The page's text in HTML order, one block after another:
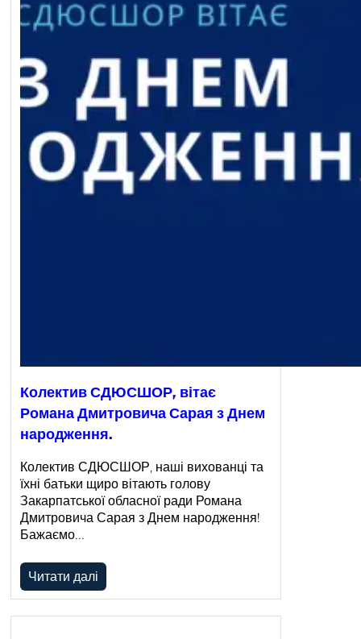
Колектив СДЮСШОР, вітає
Романа Дмитровича Сарая з Днем
народження.
Колектив СДЮСШОР, наші вихованці та
їхні батьки щиро вітають голову
Закарпатської обласної ради Романа
Дмитровича Сарая з Днем народження!
Бажаємо…
Читати далі